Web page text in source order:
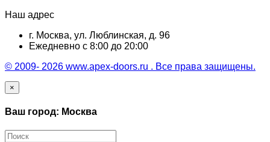
Наш адрес
г. Москва, ул. Люблинская, д. 96
Ежедневно с 8:00 до 20:00
© 2009- 2026 www.apex-doors.ru . Все права защищены.
×
Ваш город: Москва